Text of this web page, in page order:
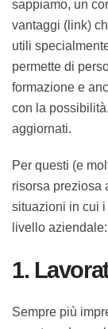
da quelli
Come già
lunga serie di
occasioni.
rendere
offrire
Per questi (e
una risorsa
differenza a
1.